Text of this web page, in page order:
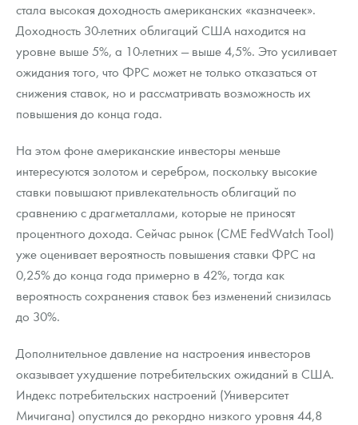
Русская нумизматика
Золотая карманная галерея
Монеты и жетоны из недрагоценных металлов
Книги по нумизматике
стала высокая доходность американских «казначеек».
Доходность 30-летних облигаций США находится на
уровне выше 5%, а 10-летних — выше 4,5%. Это усиливает
ожидания того, что ФРС может не только отказаться от
снижения ставок, но и рассматривать возможность их
повышения до конца года.
На этом фоне американские инвесторы меньше
интересуются золотом и серебром, поскольку высокие
ставки повышают привлекательность облигаций по
сравнению с драгметаллами, которые не приносят
процентного дохода. Сейчас рынок (CME FedWatch Tool)
уже оценивает вероятность повышения ставки ФРС на
0,25% до конца года примерно в 42%, тогда как
вероятность сохранения ставок без изменений снизилась
до 30%.
Дополнительное давление на настроения инвесторов
оказывает ухудшение потребительских ожиданий в США.
Индекс потребительских настроений (Университет
Мичигана) опустился до рекордно низкого уровня 44,8